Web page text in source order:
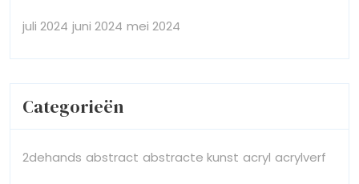
juli 2024 juni 2024 mei 2024
Categorieën
2dehands abstract abstracte kunst acryl acrylverf